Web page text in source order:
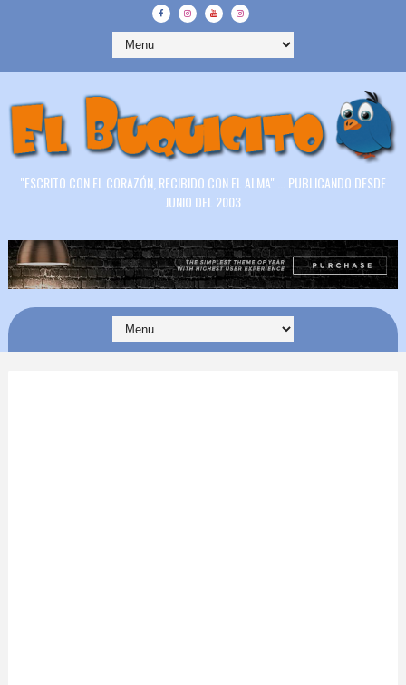
"ESCRITO CON EL CORAZÓN, RECIBIDO CON EL ALMA" ... PUBLICANDO DESDE
JUNIO DEL 2003